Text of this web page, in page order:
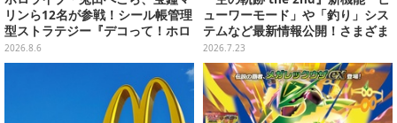
リンら12名が参戦！シール帳管理
型ストラテジー『デコって！ホロ
ライブシールバトル』Steamスト
アページ公開
2026.8.6
ューワーモード」や「釣り」シス
テムなど最新情報公開！さまざま
なシチュエーションで鑑賞＆撮影
可能
2026.7.23